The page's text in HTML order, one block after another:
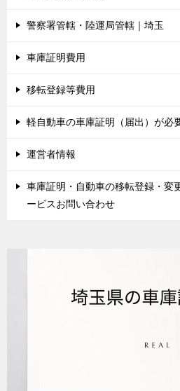
警察署管轄・陸運局管轄｜埼玉
車庫証明費用
移転登録等費用
軽自動車の車庫証明（届出）が必
運営者情報
車庫証明・自動車の移転登録・変
ービスお問い合わせ